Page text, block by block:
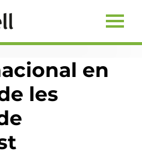
en
les